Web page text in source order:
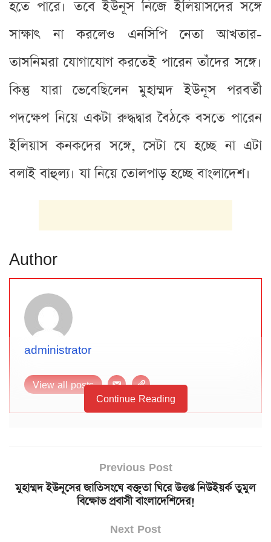
হতে পারে। তবে ইউনূস নিজে ইলিয়াসদের সঙ্গে
সাক্ষাৎ না করলেও এনসিপি নেতা আখতার-
তাসনিমরা যোগাযোগ করতেই পারেন তাঁদের সঙ্গে।
কিন্তু যারা ভেবেছিলেন মুহাম্মদ ইউনূস পরবর্তী
পদক্ষেপ নিয়ে একটা রুদ্ধদ্বার বৈঠকে বসতে পারেন
ইলিয়াস কনকদের সঙ্গে, সেটা যে হচ্ছে না এটা
বলাই বাহুল্য। যা নিয়ে তোলপাড় হচ্ছে বাংলাদেশ।
Author
administrator
View all posts
Continue Reading
Previous Post
মুহাম্মদ ইউনূসের জাতিসংঘে বক্তৃতা ঘিরে উত্তপ্ত নিউইয়র্ক তুমুল
বিক্ষোভ প্রবাসী বাংলাদেশিদের!
Next Post